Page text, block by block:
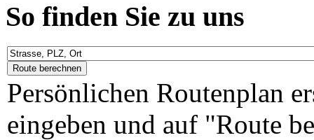
So finden Sie zu uns
Persönlichen Routenplan
eingeben und auf "Route